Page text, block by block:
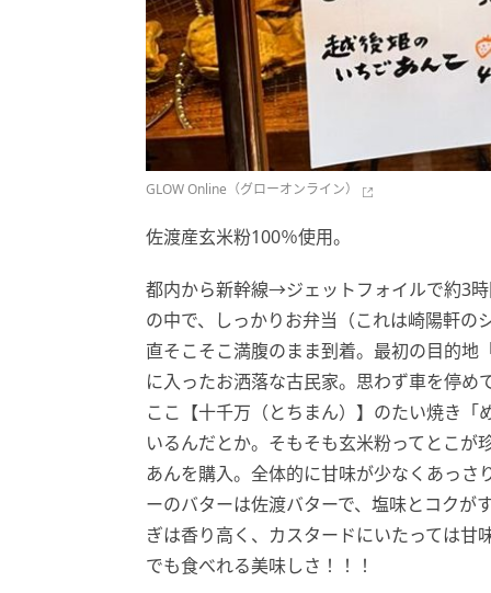
GLOW Online（グローオンライン）
佐渡産玄米粉100％使用。
都内から新幹線→ジェットフォイルで約3
の中で、しっかりお弁当（これは崎陽軒の
直そこそこ満腹のまま到着。最初の目的
に入ったお洒落な古民家。思わず車を停
ここ【十千万（とちまん）】のたい焼き
いるんだとか。そもそも玄米粉ってとこ
あんを購入。全体的に甘味が少なくあっさ
ーのバターは佐渡バターで、塩味とコクが
ぎは香り高く、カスタードにいたっては
でも食べれる美味しさ！！！